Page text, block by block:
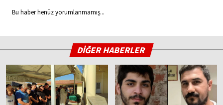
Bu haber henüz yorumlanmamış...
DİĞER HABERLER